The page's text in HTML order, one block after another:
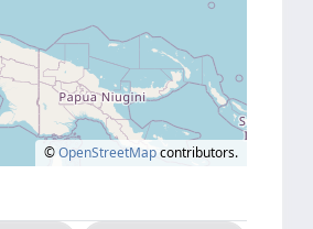
©OpenStreetMapcontributors.